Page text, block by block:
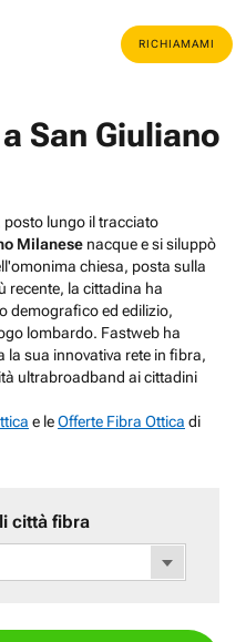
RICHIAMAMI
San Giuliano
lungo il tracciato
Milanese nacque e si siluppò
chiesa, posta sulla
recente, la cittadina ha
demografico ed edilizio,
lombardo. Fastweb ha
la sua innovativa rete in fibra,
ultrabroadband ai cittadini
e leOfferte Fibra Ottica di
città fibra